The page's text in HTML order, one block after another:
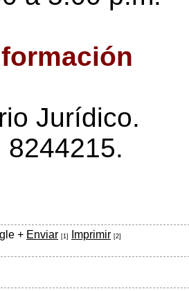
Jurídico.
8244215.
+ Enviar [1] Imprimir [2]